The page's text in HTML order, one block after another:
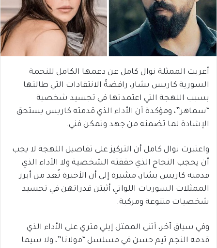
أعربت الممثلة نوال كامل عن دعمها الكامل للنجمة
السورية كاريس بشار، رافضةً الانتقادات التي طالتها
بسبب اللهجة التي اعتمدتها في تجسيد شخصية
“سماهر”، ومؤكدة أن الأداء الذي قدمته كاريس يستحق
الإشادة لما تضمنه من جهد وتمكن فني.
واعتبرت نوال كامل أن التركيز على تفاصيل اللهجة لا يجب
أن يحجب النجاح الذي حققته الشخصية ولا الأداء الذي
قدمته كاريس بشار، مشيرة إلى أن الأخيرة تُعد من أبرز
الممثلات السوريات اللواتي أثبتن قدراتهن في تجسيد
شخصيات متنوعة ومركبة.
وفي سياق آخر، أثنى الممثل إيلي متري على الأداء الذي
قدمه النجم تيم حسن في مسلسل “مولانا”، ولا سيما